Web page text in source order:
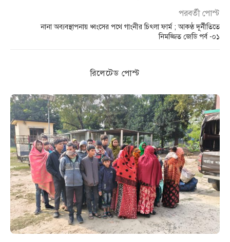
পরবর্তী পোস্ট
নানা অব্যবস্থাপনায় ধ্বংসের পথে গাংনীর চিৎলা ফার্ম ; আকণ্ঠ দূর্নীতিতে
নিমজ্জিত জেডি পর্ব -০১
রিলেটেড পোস্ট